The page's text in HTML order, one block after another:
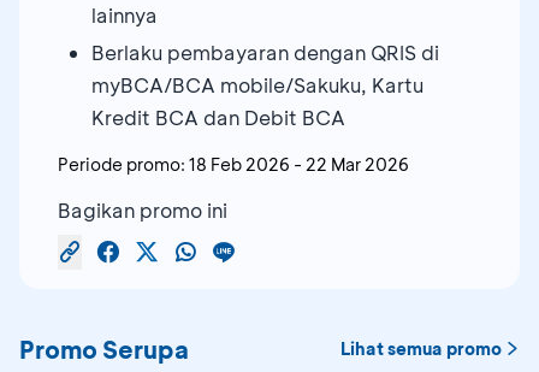
lainnya
Berlaku pembayaran dengan QRIS di
myBCA/BCA mobile/Sakuku, Kartu
Kredit BCA dan Debit BCA
Periode promo: 18 Feb 2026 - 22 Mar 2026
Bagikan promo ini
Promo Serupa Lihat semua promo